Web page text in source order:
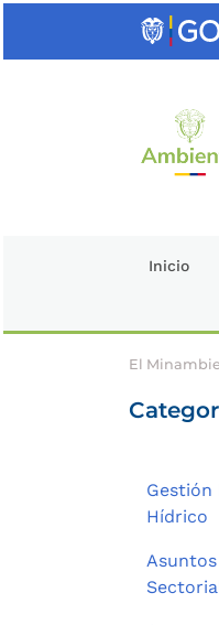
Inicio
El
Gestión
Hídrico